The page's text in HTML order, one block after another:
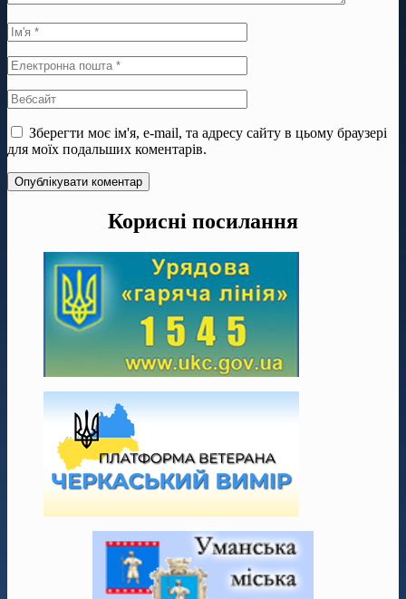
Зберегти моє ім'я, e-mail, та адресу сайту в цьому браузері
для моїх подальших коментарів.
Корисні посилання